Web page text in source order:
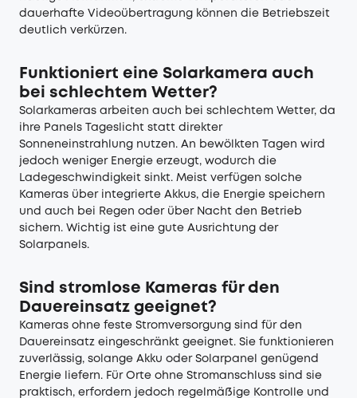
dauerhafte Videoübertragung können die Betriebszeit
deutlich verkürzen.
Funktioniert eine Solarkamera auch
bei schlechtem Wetter?
Solarkameras arbeiten auch bei schlechtem Wetter, da
ihre Panels Tageslicht statt direkter
Sonneneinstrahlung nutzen. An bewölkten Tagen wird
jedoch weniger Energie erzeugt, wodurch die
Ladegeschwindigkeit sinkt. Meist verfügen solche
Kameras über integrierte Akkus, die Energie speichern
und auch bei Regen oder über Nacht den Betrieb
sichern. Wichtig ist eine gute Ausrichtung der
Solarpanels.
Sind stromlose Kameras für den
Dauereinsatz geeignet?
Kameras ohne feste Stromversorgung sind für den
Dauereinsatz eingeschränkt geeignet. Sie funktionieren
zuverlässig, solange Akku oder Solarpanel genügend
Energie liefern. Für Orte ohne Stromanschluss sind sie
praktisch, erfordern jedoch regelmäßige Kontrolle und